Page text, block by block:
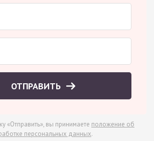
ОТПРАВИТЬ
«Отправить», вы принимаете положение об
персональных данных.